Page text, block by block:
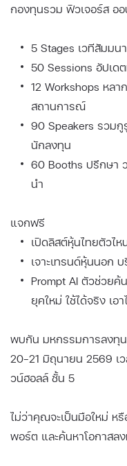
กองทุนรวม ฟิวเจอร์ส อ
5 Stages เวทีสัมมน
50 Sessions อัปเด
12 Workshops หล
สถานการณ์
90 Speakers รวม
นักลงทุน
60 Booths ปรึกษา
นำ
แจกฟรี
เปิดลิสต์หุ้นไทยตัวไ
เจาะเทรนด์หุ้นนอก
Prompt AI ตัวช่วยค้
ยุคใหม่ ใช้ได้จริง เอ
พบกัน มหกรรมการลงทุ
20–21 มิถุนายน 2569 เ
วน์ฮอลล์ ชั้น 5
ไม่ว่าคุณจะเป็นมือใหม่ ห
พอร์ต และค้นหาโอกาสล